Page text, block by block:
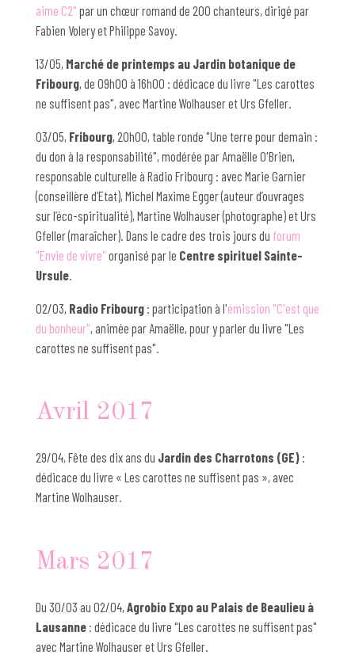
aime C2" par un chœur romand de 200 chanteurs, dirigé par
Fabien Volery et Philippe Savoy.
13/05, Marché de printemps au Jardin botanique de
Fribourg, de 09h00 à 16h00 : dédicace du livre "Les carottes
ne suffisent pas", avec Martine Wolhauser et Urs Gfeller.
03/05, Fribourg, 20h00, table ronde "Une terre pour demain :
du don à la responsabilité", modérée par Amaëlle O'Brien,
responsable culturelle à Radio Fribourg : avec Marie Garnier
(conseillère d’Etat), Michel Maxime Egger (auteur d’ouvrages
sur l’éco-spiritualité), Martine Wolhauser (photographe) et Urs
Gfeller (maraîcher). Dans le cadre des trois jours du forum
"Envie de vivre" organisé par le Centre spirituel Sainte-
Ursule.
02/03, Radio Fribourg : participation à l'émission "C'est que
du bonheur", animée par Amaëlle, pour y parler du livre "Les
carottes ne suffisent pas".
Avril 2017
29/04, Fête des dix ans du Jardin des Charrotons (GE) :
dédicace du livre « Les carottes ne suffisent pas », avec
Martine Wolhauser.
Mars 2017
Du 30/03 au 02/04,Agrobio Expo au Palais de Beaulieu à
Lausanne: dédicace du livre "Les carottes ne suffisent pas"
avec Martine Wolhauser et Urs Gfeller.